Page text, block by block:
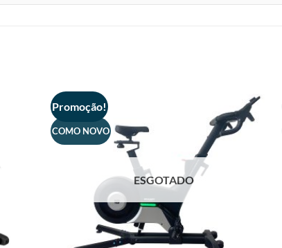
Promoção!
COMO NOVO
ESGOTADO